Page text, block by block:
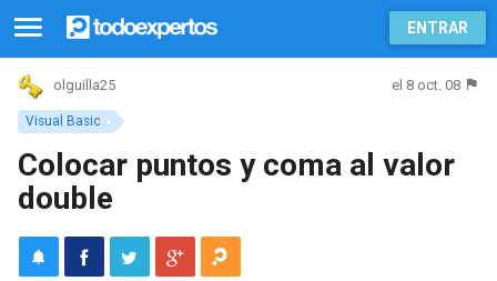
ENTRAR
Visual Basic
olguilla25 el 8 oct. 08
Colocar puntos y coma al valor
double